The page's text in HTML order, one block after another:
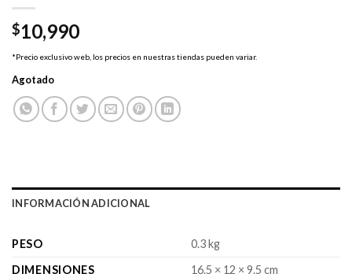
$10,990
*Precio exclusivo web, los precios en nuestras tiendas pueden variar.
Agotado
INFORMACIÓN ADICIONAL
PESO
0.3 kg
DIMENSIONES
16.5 × 12 × 9.5 cm